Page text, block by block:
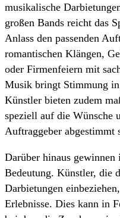
musikalische
großen Bands reicht das
Anlass den passenden
romantischen Klängen,
oder Firmenfeiern mit
Musik bringt Stimmung
Künstler bieten zudem
speziell auf die Wünsche
Auftraggeber abgestimmt
Darüber hinaus gewinnen
Bedeutung. Künstler, die
Darbietungen
Erlebnisse. Dies kann in